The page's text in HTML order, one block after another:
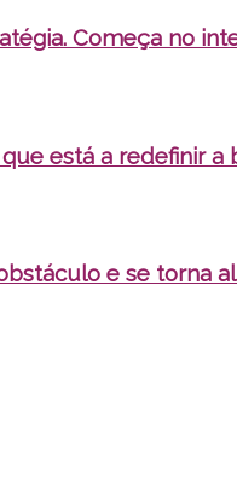
Começa no
está a redefinir a
e se torna